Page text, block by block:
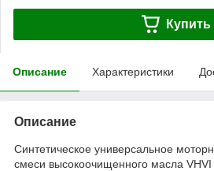
Купить
Описание Характеристики
Описание
Синтетическое универсальное
смеси высокоочищенного масла VHVI